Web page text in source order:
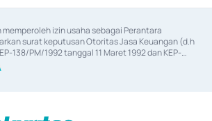
memperoleh izin usaha sebagai Perantara
surat keputusan Otoritas Jasa Keuangan (d.h
138/PM/1992 tanggal 11 Maret 1992 dan KEP-
Februari 2014, izin usaha sebagai Penjamin Emisi
Otoritas Jasa Keuangan Nomor KEP-